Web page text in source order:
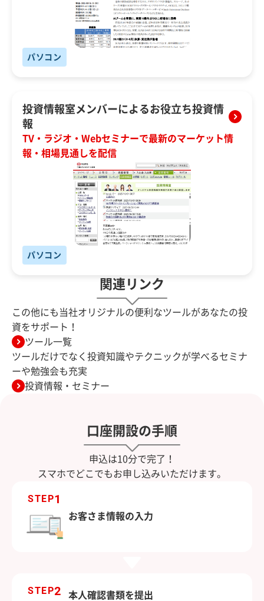
パソコン
投資情報室メンバーによるお役立ち投資情
報
TV・ラジオ・Webセミナーで最新のマーケット情
報・相場見通しを配信
パソコン
関連リンク
この他にも当社オリジナルの便利なツールがあなたの投
資をサポート！
ツール一覧
ツールだけでなく投資知識やテクニックが学べるセミナ
ーや勉強会も充実
投資情報・セミナー
口座開設の手順
申込は10分で完了！
スマホでどこでもお申し込みいただけます。
STEP1
お客さま情報の入力
STEP2 本人確認書類を提出